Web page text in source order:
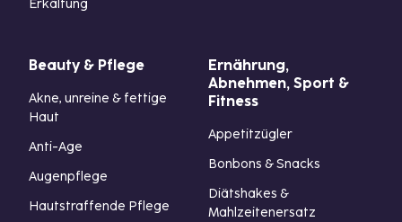
Erkältung
Beauty & Pflege
Akne, unreine & fettige
Haut
Anti-Age
Augenpflege
Hautstraffende Pflege
Ernährung,
Abnehmen, Sport &
Fitness
Appetitzügler
Bonbons & Snacks
Diätshakes &
Mahlzeitenersatz